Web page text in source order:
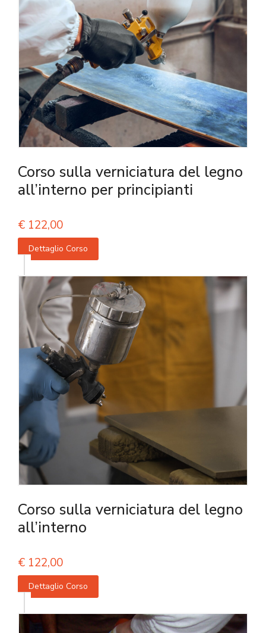
Corso sulla verniciatura del legno
all’interno per principianti
€ 122,00
Dettaglio Corso
Corso sulla verniciatura del legno
all’interno
€ 122,00
Dettaglio Corso